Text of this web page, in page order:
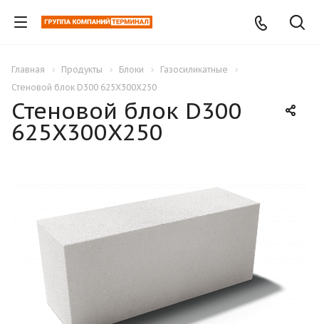
Главная Продукты Блоки
Газосиликатные
Стеновой блок D300 625Х300Х250
Стеновой блок D300
625Х300Х250